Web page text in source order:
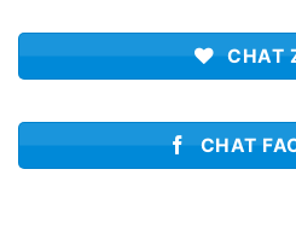
CHAT
CHAT